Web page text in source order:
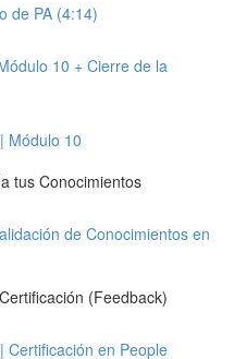
de PA (4:14)
10 + Cierre de la
Módulo 10
tus Conocimientos
de Conocimientos en
(Feedback)
Certificación en People